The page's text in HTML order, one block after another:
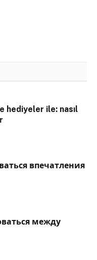
hediyeler ile: nasıl
впечатления
между